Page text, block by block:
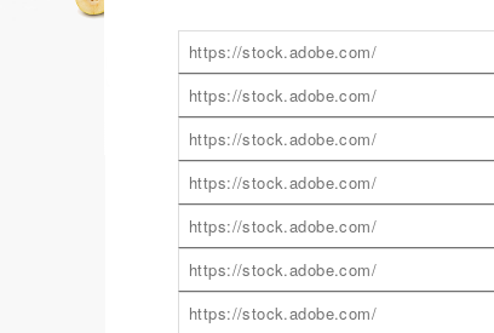
https://stock.adobe.com/
https://stock.adobe.com/
https://stock.adobe.com/
https://stock.adobe.com/
https://stock.adobe.com/
https://stock.adobe.com/
https://stock.adobe.com/